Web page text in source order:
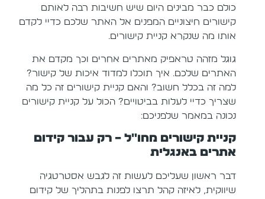
כולם כבר מבינים היום שיש חשיבות רבה לאותם
קישורים חיצוניים המפנים אל האתר שלכם כדיי לקדם
אותו מה שנקרא קניית קישורים.
גוגל מזהה טראפיק מאתרים אחרים וכך מקדם את
האתרים שלכם. איך תוכלו למדוד איכות של קישור?
למה זה בכלל חשוב? והאם קניית קישורים זה כל מה
שצריך כדיי לעלות בביטויים? הכול על קניית קישורים
נכונה במאמר שלפניכם:
קניית קישורים מחו"ל – רק עבור קידום
אתרים באנגלית
דבר ראשון שעליכם לעשות זה לגבש אסטרטגיה
שיווקית, לאיזה קהל תרצו לפנות בתהליך של קידום